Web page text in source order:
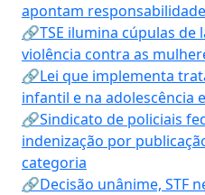
apontam
🔗TSE ilumina cúpulas de
violência contra as
🔗Lei que implementa
infantil e na adolescência
🔗Sindicato de policiais
indenização por
categoria
🔗Decisão unânime, STF